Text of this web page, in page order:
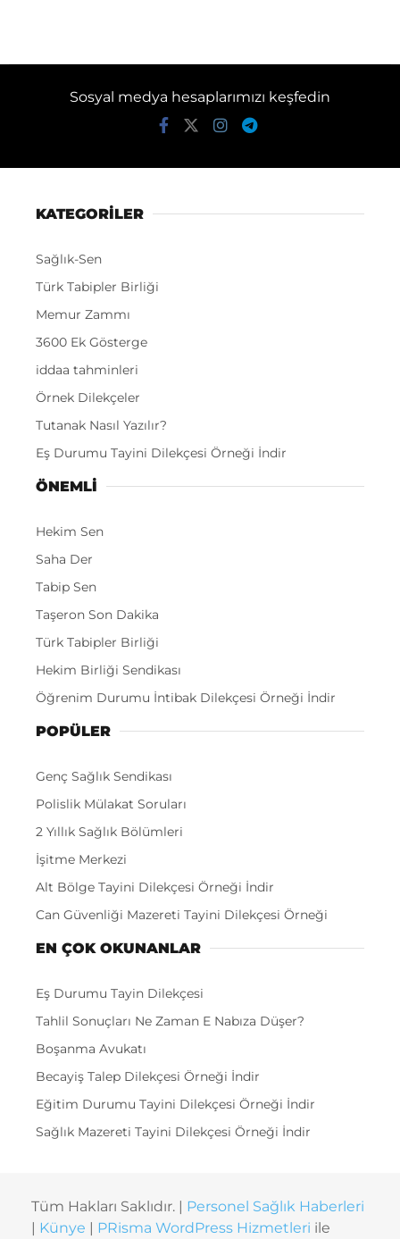
Sosyal medya hesaplarımızı keşfedin
KATEGORİLER
Sağlık-Sen
Türk Tabipler Birliği
Memur Zammı
3600 Ek Gösterge
iddaa tahminleri
Örnek Dilekçeler
Tutanak Nasıl Yazılır?
Eş Durumu Tayini Dilekçesi Örneği İndir
ÖNEMLI
Hekim Sen
Saha Der
Tabip Sen
Taşeron Son Dakika
Türk Tabipler Birliği
Hekim Birliği Sendikası
Öğrenim Durumu İntibak Dilekçesi Örneği İndir
POPÜLER
Genç Sağlık Sendikası
Polislik Mülakat Soruları
2 Yıllık Sağlık Bölümleri
İşitme Merkezi
Alt Bölge Tayini Dilekçesi Örneği İndir
Can Güvenliği Mazereti Tayini Dilekçesi Örneği
EN ÇOK OKUNANLAR
Eş Durumu Tayin Dilekçesi
Tahlil Sonuçları Ne Zaman E Nabıza Düşer?
Boşanma Avukatı
Becayiş Talep Dilekçesi Örneği İndir
Eğitim Durumu Tayini Dilekçesi Örneği İndir
Sağlık Mazereti Tayini Dilekçesi Örneği İndir
Tüm Hakları Saklıdır. | Personel Sağlık Haberleri
| Künye | PRisma WordPress Hizmetleri ile